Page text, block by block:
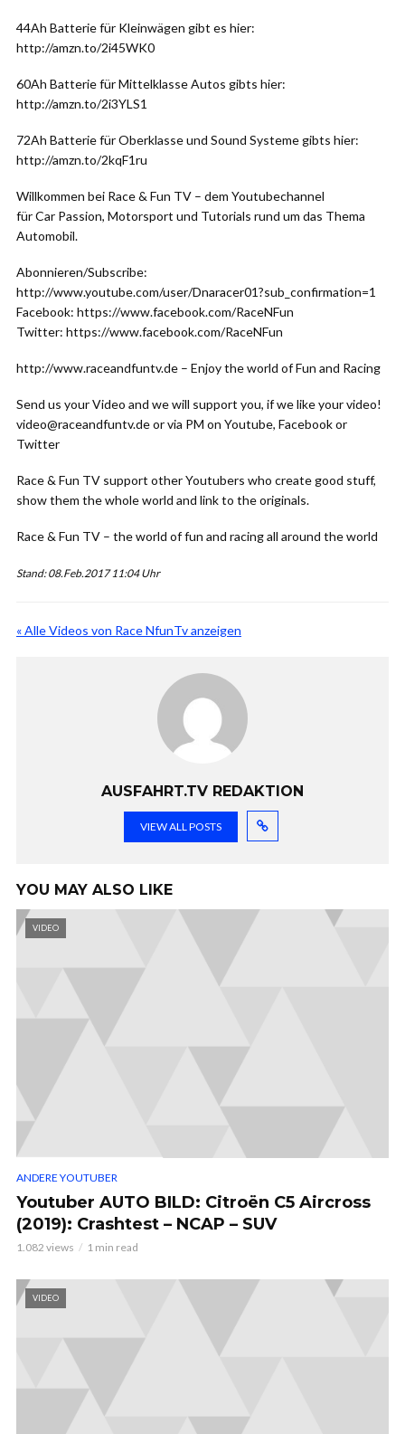
44Ah Batterie für Kleinwägen gibt es hier:
http://amzn.to/2i45WK0
60Ah Batterie für Mittelklasse Autos gibts hier:
http://amzn.to/2i3YLS1
72Ah Batterie für Oberklasse und Sound Systeme gibts hier:
http://amzn.to/2kqF1ru
Willkommen bei Race & Fun TV – dem Youtubechannel
für Car Passion, Motorsport und Tutorials rund um das Thema
Automobil.
Abonnieren/Subscribe:
http://www.youtube.com/user/Dnaracer01?sub_confirmation=1
Facebook: https://www.facebook.com/RaceNFun
Twitter: https://www.facebook.com/RaceNFun
http://www.raceandfuntv.de – Enjoy the world of Fun and Racing
Send us your Video and we will support you, if we like your video!
video@raceandfuntv.de or via PM on Youtube, Facebook or
Twitter
Race & Fun TV support other Youtubers who create good stuff,
show them the whole world and link to the originals.
Race & Fun TV – the world of fun and racing all around the world
Stand: 08.Feb.2017 11:04 Uhr
« Alle Videos von Race NfunTv anzeigen
AUSFAHRT.TV REDAKTION
VIEW ALL POSTS
YOU MAY ALSO LIKE
VIDEO
ANDERE YOUTUBER
Youtuber AUTO BILD: Citroën C5 Aircross
(2019): Crashtest – NCAP – SUV
1.082 views 1 min read
VIDEO